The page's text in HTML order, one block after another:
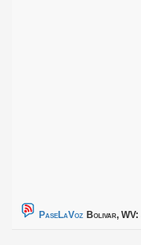
PaseLaVoz Bolivar, WV: